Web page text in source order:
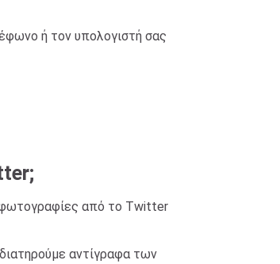
ή τον υπολογιστή σας
φωτογραφίες από το Twitter
αντίγραφα των